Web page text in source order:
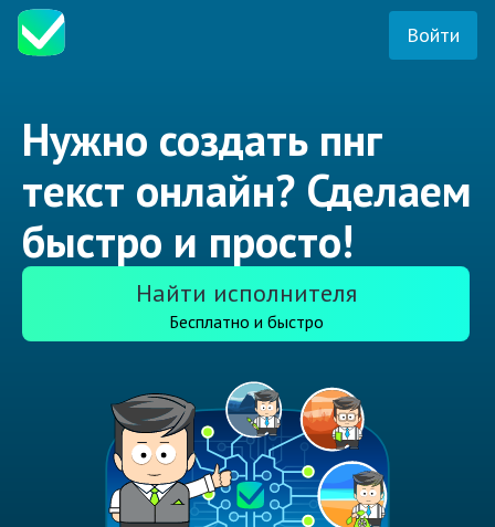
Войти
Нужно создать пнг
текст онлайн? Сделаем
быстро и просто!
Найти исполнителя
Бесплатно и быстро